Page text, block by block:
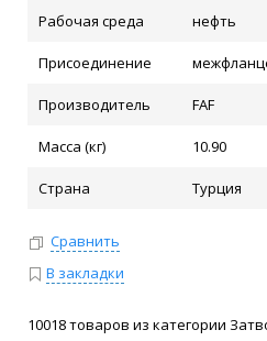
Рабочая среда нефть
Присоединение
Производитель FAF
Масса (кг) 10.90
Страна Турция
Сравнить
В закладки
10018 товаров из категории